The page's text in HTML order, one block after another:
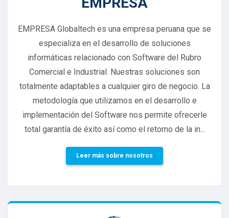
EMPRESA Globaltech es una empresa peruana que se
especializa en el desarrollo de soluciones
informáticas relacionado con Software del Rubro
Comercial e Industrial. Nuestras soluciones son
totalmente adaptables a cualquier giro de negocio. La
metodología que utilizamos en el desarrollo e
implementación del Software nos permite ofrecerle
total garantía de éxito así como el retorno de la in...
Leer más sobre nosotros